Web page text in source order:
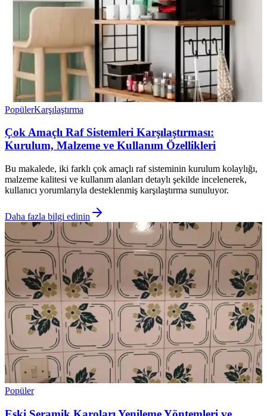
PopülerKarşılaştırma
Çok Amaçlı Raf Sistemleri Karşılaştırması:
Kurulum, Malzeme ve Kullanım Özellikleri
Bu makalede, iki farklı çok amaçlı raf sisteminin kurulum kolaylığı,
malzeme kalitesi ve kullanım alanları detaylı şekilde incelenerek,
kullanıcı yorumlarıyla desteklenmiş karşılaştırma sunuluyor.
Daha fazla bilgi edinin
Popüler